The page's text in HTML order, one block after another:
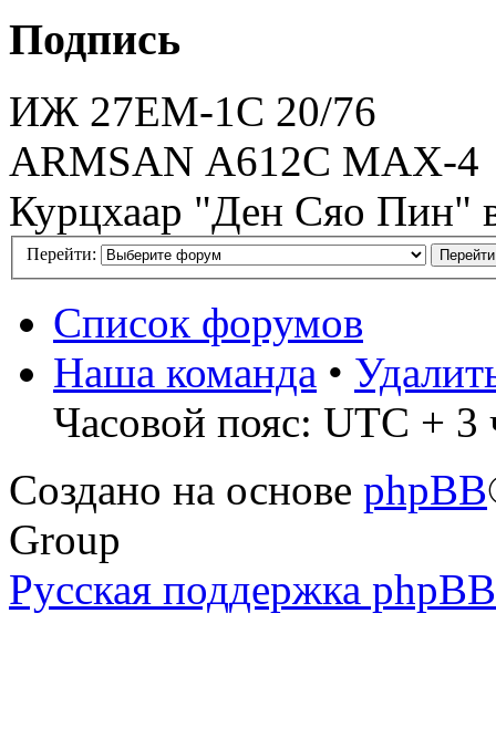
Подпись
ИЖ 27ЕМ-1С 20/76
ARMSAN А612С MAX-4
Курцхаар "Ден Сяо Пин"
Перейти:
Список форумов
Наша команда •
Часовой пояс: UTC + 3
Создано на основе phpBB
Group
Русская поддержка phpBB